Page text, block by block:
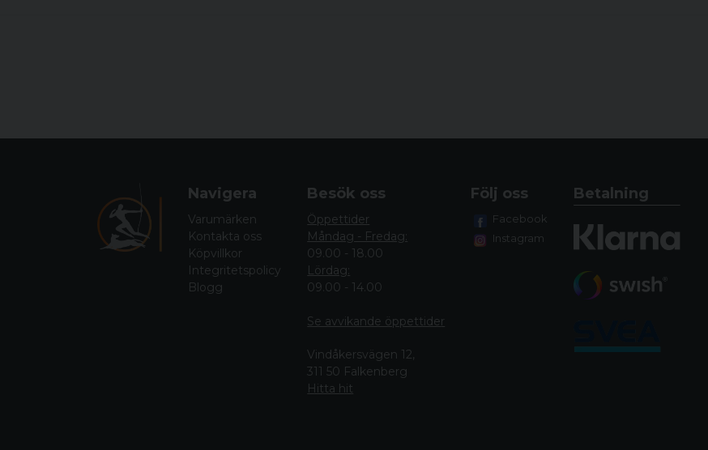
Navigera
Varumärken
Kontakta oss
Köpvillkor
Integritetspolicy
Blogg
Besök oss
Öppettider
Måndag - Fredag:
09.00 - 18.00
Lördag:
09.00 - 14.00
Se avvikande öppettider
Vindåkersvägen 12,
311 50 Falkenberg
Hitta hit
Följ oss
Facebook
Instagram
Betalning